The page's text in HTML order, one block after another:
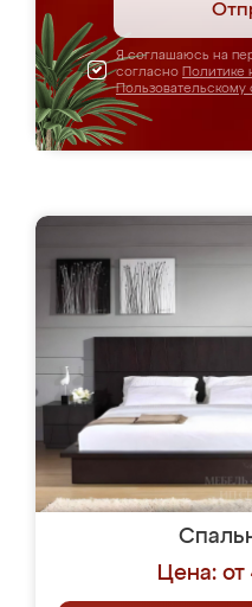
Я соглашаюсь на
согласно Политике
Цена: